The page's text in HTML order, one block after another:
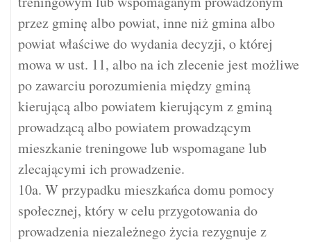
przez gminę albo powiat, inne niż gmina albo
powiat właściwe do wydania decyzji, o której
mowa w ust. 11, albo na ich zlecenie jest możliwe
po zawarciu porozumienia między gminą
kierującą albo powiatem kierującym z gminą
prowadzącą albo powiatem prowadzącym
mieszkanie treningowe lub wspomagane lub
zlecającymi ich prowadzenie.
10a. W przypadku mieszkańca domu pomocy
społecznej, który w celu przygotowania do
prowadzenia niezależnego życia rezygnuje z